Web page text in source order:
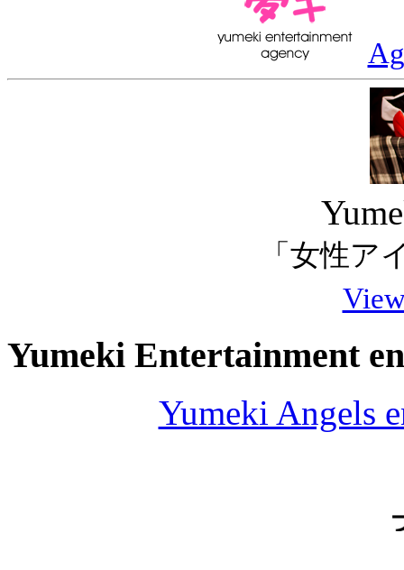
「女性ア
Yumeki Entertainment
Yumeki Angels